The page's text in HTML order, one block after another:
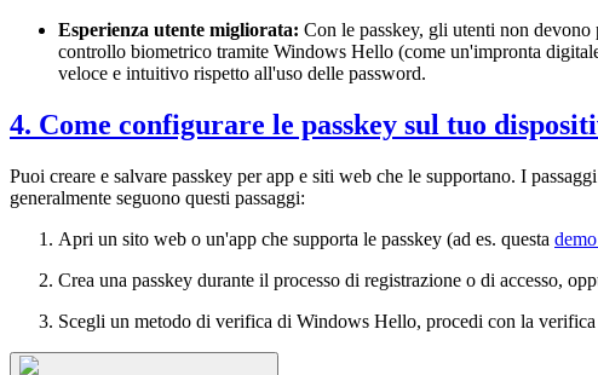
Esperienza utente migliorata: Con le passkey, gli utenti non
controllo biometrico tramite Windows Hello (come un'impronta
veloce e intuitivo rispetto all'uso delle password.
4. Come configurare le passkey sul tuo
Puoi creare e salvare passkey per app e siti web che le supportano. I
generalmente seguono questi passaggi:
Apri un sito web o un'app che supporta le passkey (ad es. questa
Crea una passkey durante il processo di registrazione o di accesso,
Scegli un metodo di verifica di Windows Hello, procedi con la